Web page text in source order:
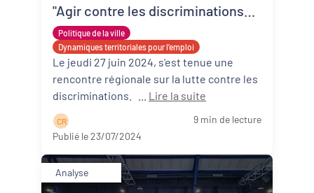
Politique de la ville
Dynamiques territoriales pour l’emploi
"Agir contre les discriminations
dans les territoires" à Périgueux
Le jeudi 27 juin 2024, s'est tenue une
rencontre régionale sur la lutte contre les
Lire la suite
C R
9 min de lecture
Publié le 23/07/2024
Analyse